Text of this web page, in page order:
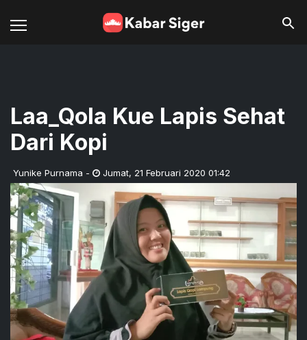
Laa_Qola Kue Lapis Sehat
Dari Kopi
Yunike Purnama - Jumat, 21 Februari 2020 01:42